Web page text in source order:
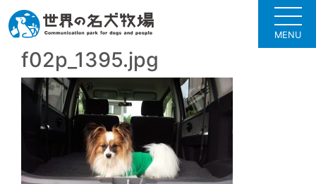
MENU
f02p_1395.jpg